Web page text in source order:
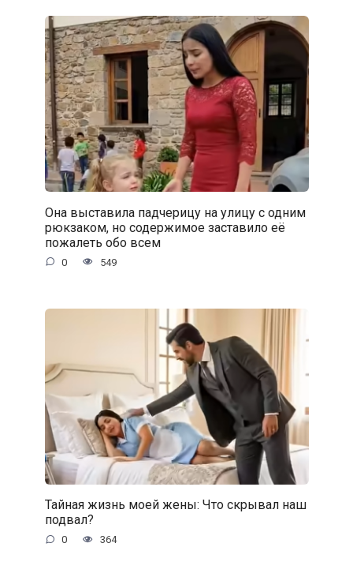
Она выставила падчерицу на улицу с одним
рюкзаком, но содержимое заставило её
пожалеть обо всем
0 549
Тайная жизнь моей жены: Что скрывал наш
подвал?
0 364